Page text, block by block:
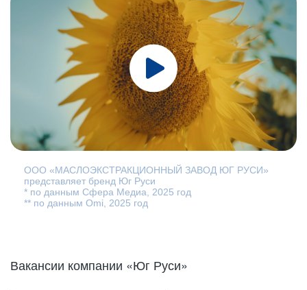
ООО «МАСЛОЭКСТРАКЦИОННЫЙ ЗАВОД ЮГ РУСИ»
представляет бренд Юг Руси
* по данным Сфера Медиа, 2025 год
** по данным Omi, 2025 год
Вакансии компании «Юг Руси»